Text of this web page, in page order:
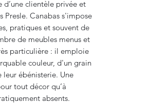
d’une clientèle privée et
Presle. Canabas s'impose
pratiques et souvent de
de meubles menus et
particulière : il emploie
couleur, d'un grain
leur ébénisterie. Une
tout décor qu’à
absents.